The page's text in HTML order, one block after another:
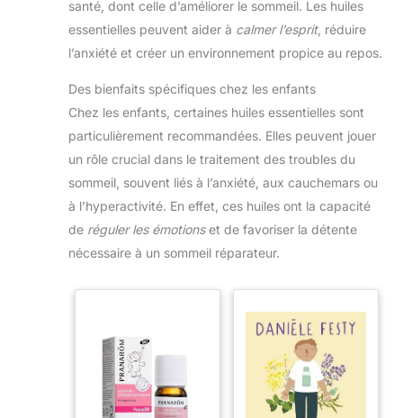
santé, dont celle d’améliorer le sommeil. Les huiles
essentielles peuvent aider à calmer l’esprit, réduire
l’anxiété et créer un environnement propice au repos.
Des bienfaits spécifiques chez les enfants
Chez les enfants, certaines huiles essentielles sont
particulièrement recommandées. Elles peuvent jouer
un rôle crucial dans le traitement des troubles du
sommeil, souvent liés à l’anxiété, aux cauchemars ou
à l’hyperactivité. En effet, ces huiles ont la capacité
de réguler les émotionset de favoriser la détente
nécessaire à un sommeil réparateur.